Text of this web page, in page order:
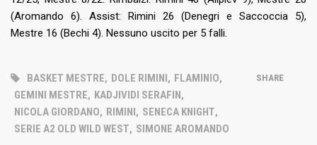
(Aromando 6). Assist: Rimini 26 (Denegri e Saccoccia 5),
Mestre 16 (Bechi 4). Nessuno uscito per 5 falli.
BASKET MESTRE, DOLE RIMINI, FLAMINIO,
GEMINI MESTRE, KADJIVIDI SERAFIN,
NICOLA GIORDANO, RIMINI, SENECA KNIGHT,
SERIE A2 OLD WILD WEST, SIMONE AROMANDO
SHARE